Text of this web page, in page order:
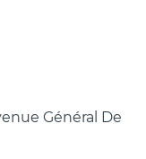
Général De